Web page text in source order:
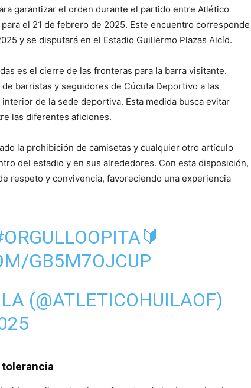
garantizar el orden durante el partido entre Atlético
el 21 de febrero de 2025. Este encuentro corresponde
y se disputará en el Estadio Guillermo Plazas Alcíd.
es el cierre de las fronteras para la barra visitante.
barristas y seguidores de Cúcuta Deportivo a las
de la sede deportiva. Esta medida busca evitar
las diferentes aficiones.
la prohibición de camisetas y cualquier otro artículo
del estadio y en sus alrededores. Con esta disposición,
respeto y convivencia, favoreciendo una experiencia
🔰
GB5M7OJCUP
(@ATLETICOHUILAOF)